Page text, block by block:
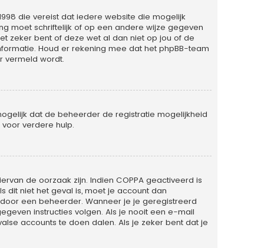
die vereist dat iedere website die mogelijk
moet schriftelijk of op een andere wijze gegeven
zeker bent of deze wet al dan niet op jou of de
Houd er rekening mee dat het phpBB-team
vermeld wordt.
dat de beheerder de registratie mogelijkheid
verdere hulp.
de oorzaak zijn. Indien COPPA geactiveerd is
dit niet het geval is, moet je account dan
een beheerder. Wanneer je je geregistreerd
instructies volgen. Als je nooit een e-mail
accounts te doen dalen. Als je zeker bent dat je